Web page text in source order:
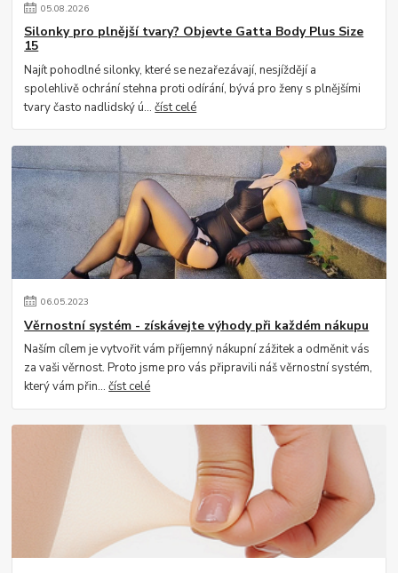
05.08.2026
Silonky pro plnější tvary? Objevte Gatta Body Plus Size
15
Najít pohodlné silonky, které se nezařezávají, nesjíždějí a
spolehlivě ochrání stehna proti odírání, bývá pro ženy s plnějšími
tvary často nadlidský ú...číst celé
06.05.2023
Věrnostní systém - získávejte výhody při každém nákupu
Naším cílem je vytvořit vám příjemný nákupní zážitek a odměnit vás
za vaši věrnost. Proto jsme pro vás připravili náš věrnostní systém,
který vám přin...číst celé